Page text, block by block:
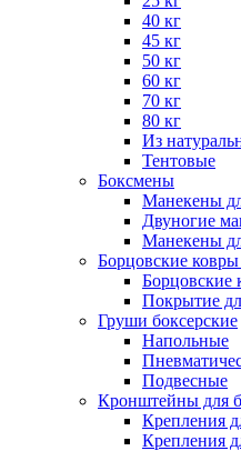
40 кг
45 кг
50 кг
60 кг
70 кг
80 кг
Из
Тентовые
Боксмены
Манекены
Двуногие
Манекены
Борцовские
Борцовские
Покрытие
Груши боксерские
Напольные
Подвесные
Кронштейны для
Крепления
Крепления